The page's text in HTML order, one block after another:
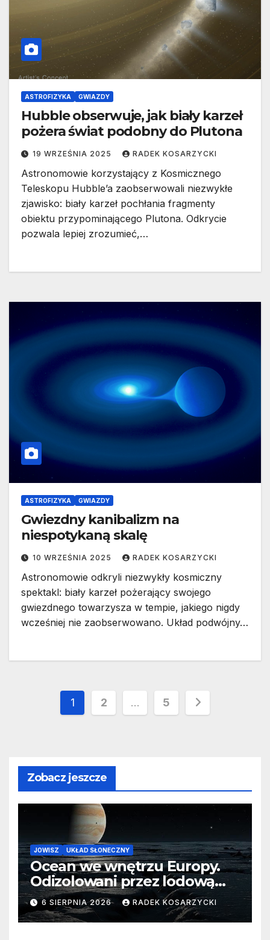
ASTROFIZYKA GWIAZDY
Hubble obserwuje, jak biały karzeł
pożera świat podobny do Plutona
19 WRZEŚNIA 2025 RADEK KOSARZYCKI
Astronomowie korzystający z Kosmicznego
Teleskopu Hubble’a zaobserwowali niezwykłe
zjawisko: biały karzeł pochłania fragmenty
obiektu przypominającego Plutona. Odkrycie
pozwala lepiej zrozumieć,…
ASTROFIZYKA GWIAZDY
Gwiezdny kanibalizm na
niespotykaną skalę
10 WRZEŚNIA 2025 RADEK KOSARZYCKI
Astronomowie odkryli niezwykły kosmiczny
spektakl: biały karzeł pożerający swojego
gwiezdnego towarzysza w tempie, jakiego nigdy
wcześniej nie zaobserwowano. Układ podwójny…
Stronicowanie
1 2 … 5
Zobacz jeszcze
JOWISZ UKŁAD SŁONECZNY
Ocean we wnętrzu Europy.
Odizolowani przez lodową
barierę
6 SIERPNIA 2026 RADEK KOSARZYCKI